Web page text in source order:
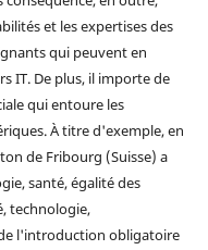
et les expertises des
qui peuvent en
IT. De plus, il importe de
qui entoure les
À titre d'exemple, en
de Fribourg (Suisse) a
santé, égalité des
technologie,
l'introduction obligatoire